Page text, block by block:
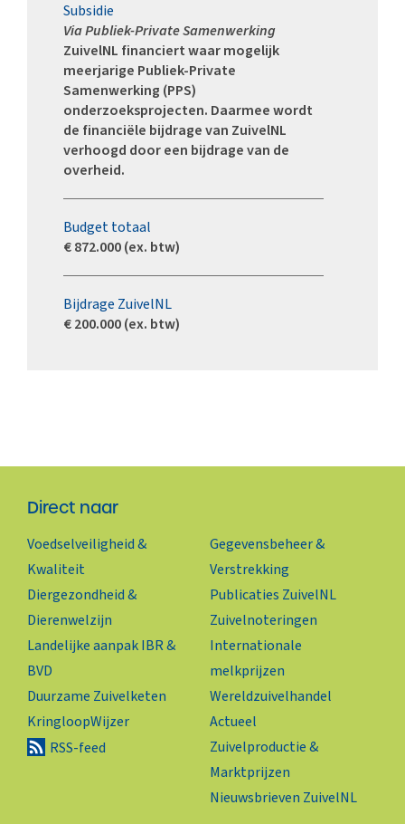
Subsidie
Via Publiek-Private Samenwerking
ZuivelNL financiert waar mogelijk
meerjarige Publiek-Private
Samenwerking (PPS)
onderzoeksprojecten. Daarmee wordt
de financiële bijdrage van ZuivelNL
verhoogd door een bijdrage van de
overheid.
Budget totaal
€ 872.000 (ex. btw)
Bijdrage ZuivelNL
€ 200.000 (ex. btw)
Direct naar
Voedselveiligheid &
Kwaliteit
Diergezondheid &
Dierenwelzijn
Landelijke aanpak IBR &
BVD
Duurzame Zuivelketen
KringloopWijzer
RSS-feed
Gegevensbeheer &
Verstrekking
Publicaties ZuivelNL
Zuivelnoteringen
Internationale
melkprijzen
Wereldzuivelhandel
Actueel
Zuivelproductie &
Marktprijzen
Nieuwsbrieven ZuivelNL